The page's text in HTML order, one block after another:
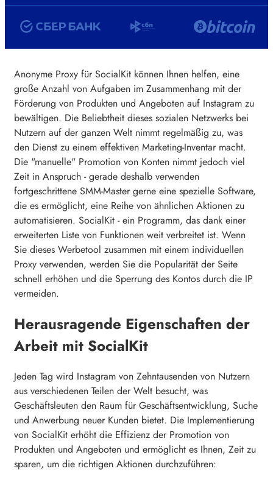
Anonyme Proxy für SocialKit können Ihnen helfen, eine
große Anzahl von Aufgaben im Zusammenhang mit der
Förderung von Produkten und Angeboten auf Instagram zu
bewältigen. Die Beliebtheit dieses sozialen Netzwerks bei
Nutzern auf der ganzen Welt nimmt regelmäßig zu, was
den Dienst zu einem effektiven Marketing-Inventar macht.
Die "manuelle" Promotion von Konten nimmt jedoch viel
Zeit in Anspruch - gerade deshalb verwenden
fortgeschrittene SMM-Master gerne eine spezielle Software,
die es ermöglicht, eine Reihe von ähnlichen Aktionen zu
automatisieren. SocialKit - ein Programm, das dank einer
erweiterten Liste von Funktionen weit verbreitet ist. Wenn
Sie dieses Werbetool zusammen mit einem individuellen
Proxy verwenden, werden Sie die Popularität der Seite
schnell erhöhen und die Sperrung des Kontos durch die IP
vermeiden.
Herausragende Eigenschaften der
Arbeit mit SocialKit
Jeden Tag wird Instagram von Zehntausenden von Nutzern
aus verschiedenen Teilen der Welt besucht, was
Geschäftsleuten den Raum für Geschäftsentwicklung, Suche
und Anwerbung neuer Kunden bietet. Die Implementierung
von SocialKit erhöht die Effizienz der Promotion von
Produkten und Angeboten und ermöglicht es Ihnen, Zeit zu
sparen, um die richtigen Aktionen durchzuführen: